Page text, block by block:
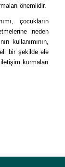
önemlidir.
çocukların
neden
kullanımının,
bir şekilde ele
kurmaları